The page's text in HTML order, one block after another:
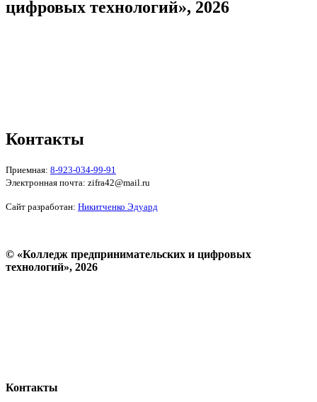
цифровых технологий», 2026
Контакты
Приемная: 8-923-034-99-91
Электронная почта: zifra42@mail.ru
Сайт разработан: Никитченко Эдуард
© «Колледж предпринимательских и цифровых
технологий», 2026
Контакты